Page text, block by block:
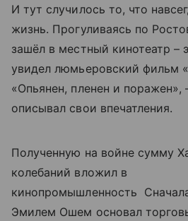
И тут случилось то, что
жизнь. Прогуливаясь по
зашёл в местный кинотеатр –
увидел люмьеровский фильм
«Опьянен, пленен и поражен»,
описывал свои впечатления.
Полученную на войне сумму
колебаний вложил в
кинопромышленность
Эмилем Ошем основал